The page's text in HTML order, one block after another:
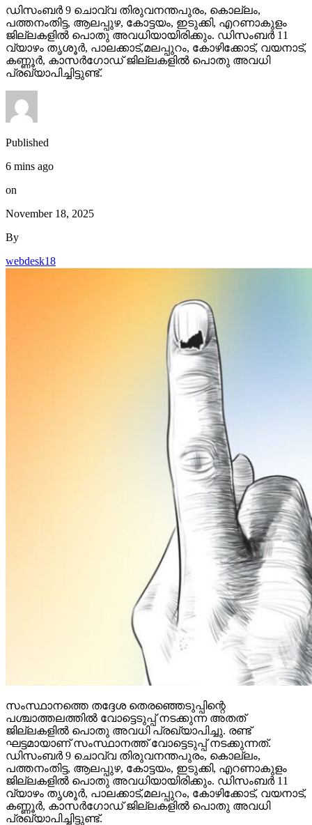
ഡിസംബര്‍ 9 ചൊവ്വ തിരുവനന്തപുരം, കൊല്ലം,
പത്തനംതിട്ട, ആലപ്പുഴ, കോട്ടയം, ഇടുക്കി, എറണാകുളം
ജില്ലകളില്‍ പൊതു അവധിയായിരിക്കും. ഡിസംബര്‍ 11
വ്യാഴം തൃശൂര്‍, പാലക്കാട്,മലപ്പുറം, കോഴിക്കോട്, വയനാട്,
കണ്ണൂര്‍, കാസര്‍ഗോഡ് ജില്ലകളില്‍ പൊതു അവധി
പ്രഖ്യാപിച്ചിട്ടുണ്ട്.
Published
6 mins ago
on
November 18, 2025
By
webdesk18
സംസ്ഥാനത്തെ തദ്ദേശ തെരഞ്ഞെടുപ്പിന്റെ
പശ്ചാത്തലത്തില്‍ വോട്ടെടുപ്പ് നടക്കുന്ന അതത്
ജില്ലകളില്‍ പൊതു അവധി പ്രഖ്യാപിച്ചു. രണ്ട്
ഘട്ടമായാണ് സംസ്ഥാനത്ത് വോട്ടെടുപ്പ് നടക്കുന്നത്.
ഡിസംബര്‍ 9 ചൊവ്വ തിരുവനന്തപുരം, കൊല്ലം,
പത്തനംതിട്ട, ആലപ്പുഴ, കോട്ടയം, ഇടുക്കി, എറണാകുളം
ജില്ലകളില്‍ പൊതു അവധിയായിരിക്കും. ഡിസംബര്‍ 11
വ്യാഴം തൃശൂര്‍, പാലക്കാട്,മലപ്പുറം, കോഴിക്കോട്, വയനാട്,
കണ്ണൂര്‍, കാസര്‍ഗോഡ് ജില്ലകളില്‍ പൊതു അവധി
പ്രഖ്യാപിച്ചിട്ടുണ്ട്.